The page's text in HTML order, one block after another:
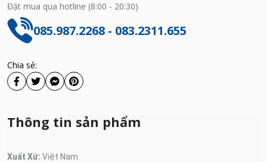
Đặt mua qua hotline (8:00 - 20:30)
085.987.2268 - 083.2311.655
Chia sẻ:
Thông tin sản phẩm
Xuất Xứ: Việt Nam